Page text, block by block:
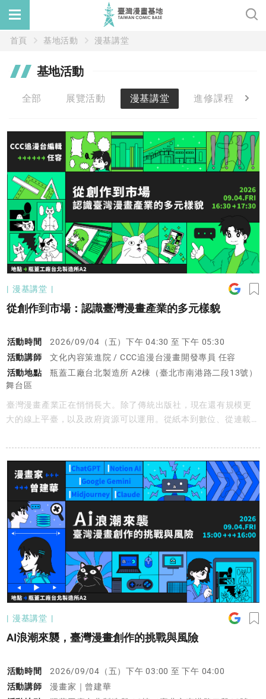
首頁 基地活動 漫基講堂
基地活動
全部 展覽活動 漫基講堂 進修課程
漫基講堂
從創作到市場：認識臺灣漫畫產業的多元樣貌
活動時間
2026/09/04（五）下午 04:30 至 下午 05:30
活動講師
文化內容策進院 / CCC追漫台漫畫開發專員 任容
活動地點
瓶蓋工廠台北製造所 A2棟（臺北市南港路二段13號）
舞台區
臺灣漫畫產業正在悄悄長大。除了傳統出版社，現在還有規模更
大的線上平臺，以及政府資源可以運用。從紙本到數位、從連載到
平臺的特色、政府資源，到一部漫畫從製作到獲利的完整流程——
帶你看見臺漫產業的真實樣貌與多元可能。
漫基講堂
AI浪潮來襲，臺灣漫畫創作的挑戰與風險
活動時間
2026/09/04（五）下午 03:00 至 下午 04:00
活動講師
漫畫家｜曾建華